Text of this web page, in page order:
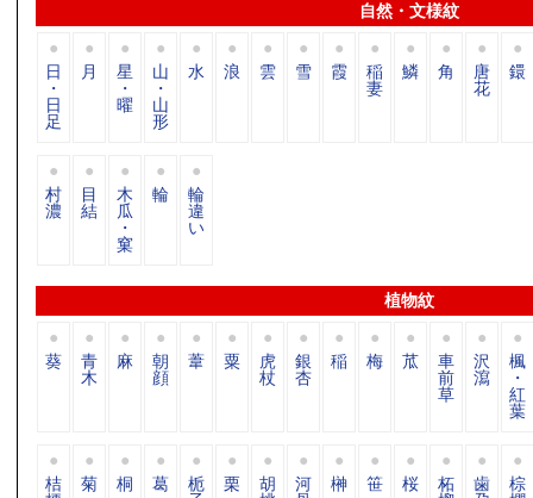
自然・文様紋
日
・
日
足
月 星
・
曜
山
・
山
形
水 浪 雲 雪 霞 稲
妻
鱗 角 唐
花
鐶
村
濃
目
結
木
瓜
・
窠
輪 輪
違
い
植物紋
葵 青
木
麻 朝
顔
葦 粟 虎
杖
銀
杏
稲 梅 苽 車
前
草
沢
瀉
楓
・
紅
葉
桔 菊 桐 葛 栀 栗 胡 河 榊 笹 桜 柘 歯 棕